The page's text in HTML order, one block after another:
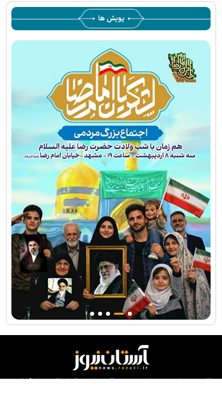
پویش ها
کلیه حقوق مادی و معنوی این سایت محفوظ و متعلق به مرکز ارتباطات و رسانه آستان